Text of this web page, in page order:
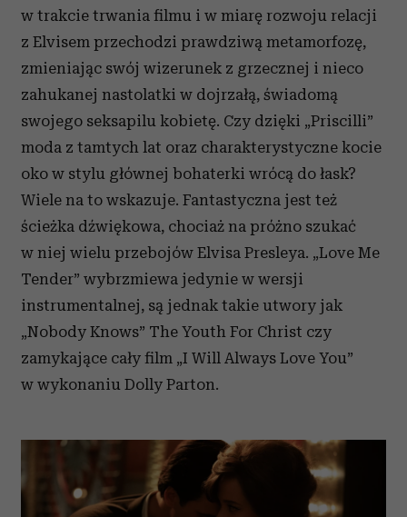
w trakcie trwania filmu i w miarę rozwoju relacji
z Elvisem przechodzi prawdziwą metamorfozę,
zmieniając swój wizerunek z grzecznej i nieco
zahukanej nastolatki w dojrzałą, świadomą
swojego seksapilu kobietę. Czy dzięki „Priscilli”
moda z tamtych lat oraz charakterystyczne kocie
oko w stylu głównej bohaterki wrócą do łask?
Wiele na to wskazuje. Fantastyczna jest też
ścieżka dźwiękowa, chociaż na próżno szukać
w niej wielu przebojów Elvisa Presleya. „Love Me
Tender” wybrzmiewa jedynie w wersji
instrumentalnej, są jednak takie utwory jak
„Nobody Knows” The Youth For Christ czy
zamykające cały film „I Will Always Love You”
w wykonaniu Dolly Parton.